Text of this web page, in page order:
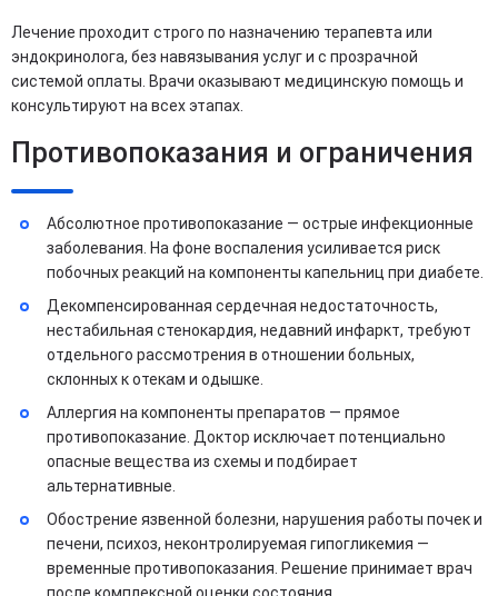
Лечение проходит строго по назначению терапевта или
эндокринолога, без навязывания услуг и с прозрачной
системой оплаты. Врачи оказывают медицинскую помощь и
консультируют на всех этапах.
Противопоказания и ограничения
Абсолютное противопоказание — острые инфекционные
заболевания. На фоне воспаления усиливается риск
побочных реакций на компоненты капельниц при диабете.
Декомпенсированная сердечная недостаточность,
нестабильная стенокардия, недавний инфаркт, требуют
отдельного рассмотрения в отношении больных,
склонных к отекам и одышке.
Аллергия на компоненты препаратов — прямое
противопоказание. Доктор исключает потенциально
опасные вещества из схемы и подбирает
альтернативные.
Обострение язвенной болезни, нарушения работы почек и
печени, психоз, неконтролируемая гипогликемия —
временные противопоказания. Решение принимает врач
после комплексной оценки состояния.